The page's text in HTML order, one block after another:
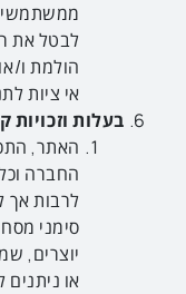
לבטל את
הולמת ו/
אי ציות
בעלות וזכויות
האתר,
החברה
לרבות אך
סימני
יוצרים,
או